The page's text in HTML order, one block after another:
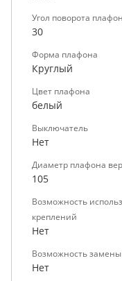
Угол поворота
30
Форма плафона
Круглый
Цвет плафона
белый
Выключатель
Нет
Диаметр плафона
105
Возможность
креплений
Нет
Возможность
Нет